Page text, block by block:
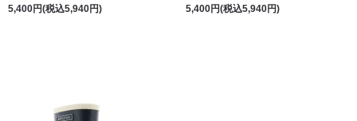
5,400円(税込5,940円)
5,400円(税込5,940円)